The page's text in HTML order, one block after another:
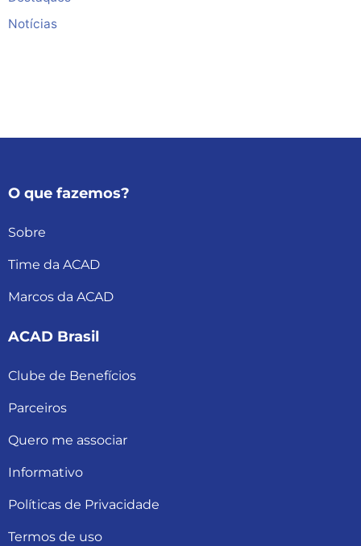
Notícias
O que fazemos?
Sobre
Time da ACAD
Marcos da ACAD
ACAD Brasil
Clube de Benefícios
Parceiros
Quero me associar
Informativo
Políticas de Privacidade
Termos de uso